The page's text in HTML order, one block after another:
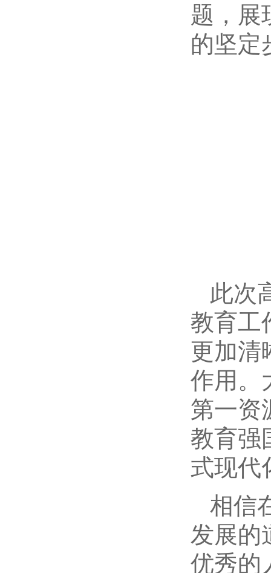
题，展
的坚定
此次
教育工
更加清
作用。
第一资
教育强
式现代
相信
发展的
优秀的